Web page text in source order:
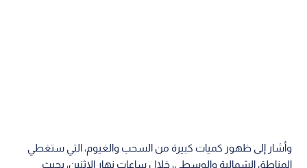
وأشار إلى ظهور كميات كبيرة من السحب والغيوم، التي ستغطي
المناطق الشمالية والوسطى، خلال ساعات نهار الاثنين، بحيث